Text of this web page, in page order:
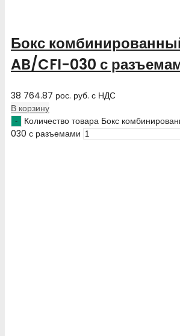
Бокс комбинированный
AB/CFI-030 с
38 764.87 рос. руб. с НДС
В корзину
Количество товара Бокс
030 с разъемами